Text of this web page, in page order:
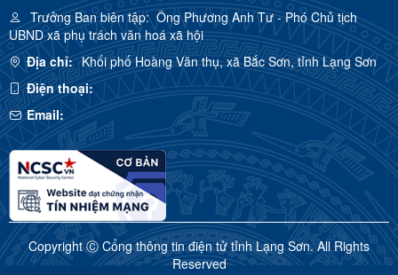
Trưởng Ban biên tập:Ông Phương Anh Tư - Phó Chủ tịch
UBND xã phụ trách văn hoá xã hội
Địa chỉ: Khối phố Hoàng Văn thụ, xã Bắc Sơn, tỉnh Lạng Sơn
Điện thoại:
Email:
Copyright Ⓒ Cổng thông tin điện tử tỉnh Lạng Sơn. All Rights
Reserved